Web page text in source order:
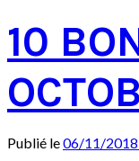
10
Publié le06/11/2018